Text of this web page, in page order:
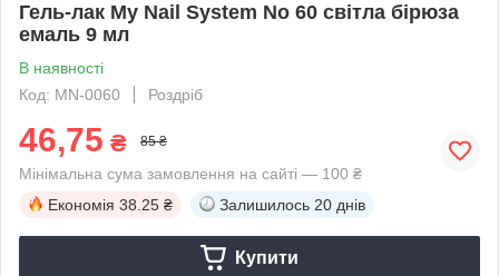
Гель-лак My Nail System No 60 світла бірюза
емаль 9 мл
В наявності
Код: MN-0060
Роздріб
46,75 ₴ 85 ₴
Мінімальна сума замовлення на сайті — 100 ₴
Економія 38.25 ₴ Залишилось 20 днів
Купити